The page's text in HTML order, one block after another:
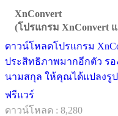
XnConvert
(โปรแกรม XnConvert
ดาวน์โหลดโปรแกรม
ประสิทธิภาพมากอีกตัว รอ
นามสกุล ให้คุณได้แปลงรูป
ฟรีแวร์
ดาวน์โหลด : 8,280